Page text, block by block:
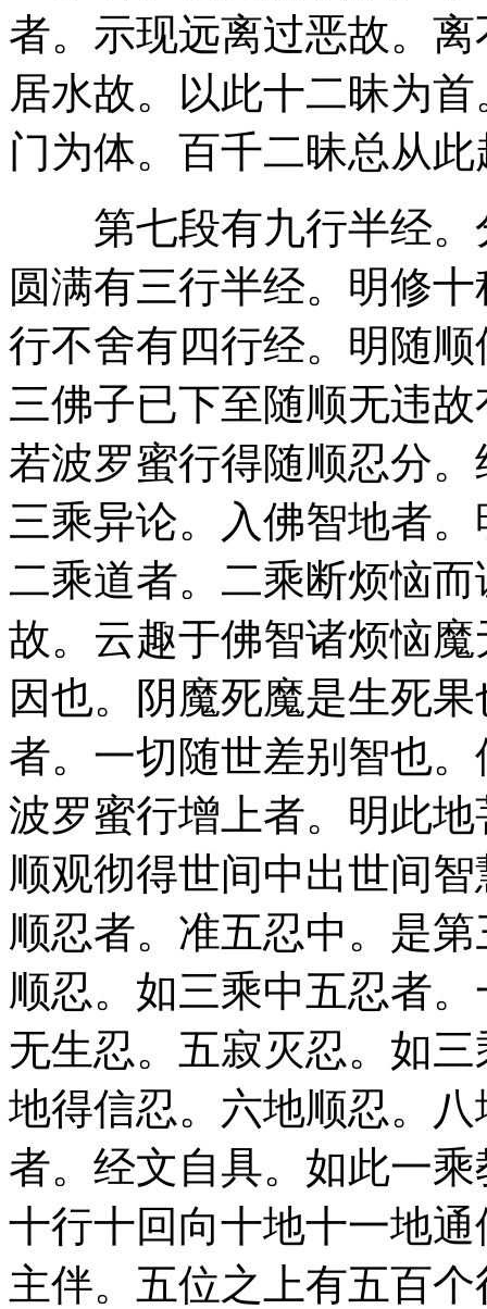
者。示现远离过恶故。
居水故。以此十二昧为
门为体。百千二昧总从此
第七段有九行半经。
圆满有三行半经。明修
行不舍有四行经。明随
三佛子已下至随顺无违
若波罗蜜行得随顺忍分
三乘异论。入佛智地者
二乘道者。二乘断烦恼
故。云趣于佛智诸烦恼
因也。阴魔死魔是生死
者。一切随世差别智也
波罗蜜行增上者。明此
顺观彻得世间中出世间
顺忍者。准五忍中。是
顺忍。如三乘中五忍者
无生忍。五寂灭忍。如
地得信忍。六地顺忍。
者。经文自具。如此一
十行十回向十地十一地
主伴。五位之上有五百